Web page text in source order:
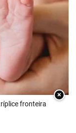
×
fronteira